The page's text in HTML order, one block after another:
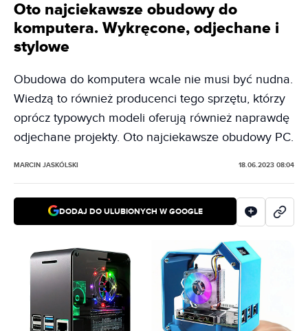
Oto najciekawsze obudowy do
komputera. Wykręcone, odjechane i
stylowe
Obudowa do komputera wcale nie musi być nudna.
Wiedzą to również producenci tego sprzętu, którzy
oprócz typowych modeli oferują również naprawdę
odjechane projekty. Oto najciekawsze obudowy PC.
MARCIN JASKÓLSKI 18.06.2023 08:04
DODAJ DO ULUBIONYCH W GOOGLE